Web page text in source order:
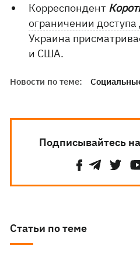
Корреспондент
ограничении доступа
Украина
и США.
Новости по теме:
Подписывайтесь
Статьи по теме